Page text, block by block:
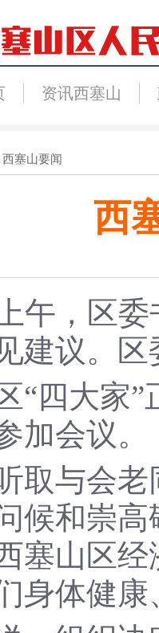
资讯西塞山
西塞山要闻
西
，区委
建议。
大家”
加会议。
与会老
候和崇
塞山区
身体健